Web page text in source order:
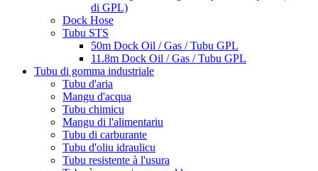
di GPL)
Dock Hose
Tubu STS
50m Dock Oil / Gas / Tubu GPL
11.8m Dock Oil / Gas / Tubu GPL
Tubu di gomma industriale
Tubu d'aria
Mangu d'acqua
Tubu chimicu
Mangu di l'alimentariu
Tubu di carburante
Tubu d'oliu idraulicu
Tubu resistente à l'usura